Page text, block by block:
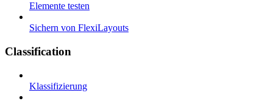
Elemente testen
Sichern von FlexiLayouts
Classification
Klassifizierung